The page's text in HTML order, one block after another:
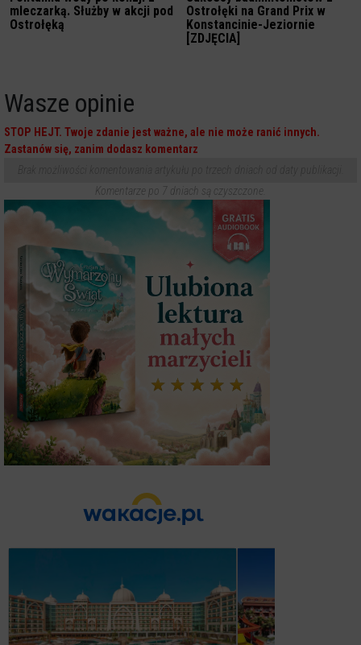
mleczarką. Służby w akcji pod
Ostrołęką
Ostrołęki na Grand Prix w
Konstancinie-Jeziornie
[ZDJĘCIA]
Wasze opinie
STOP HEJT. Twoje zdanie jest ważne, ale nie może ranić innych.
Zastanów się, zanim dodasz komentarz
Komentarze po 7 dniach są czyszczone.